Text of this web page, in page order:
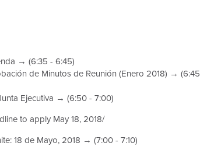
→ (6:35 - 6:45)
de Minutos de Reunión (Enero 2018) → (6:45
Ejecutiva → (6:50 - 7:00)
to apply May 18, 2018/
18 de Mayo, 2018 → (7:00 - 7:10)